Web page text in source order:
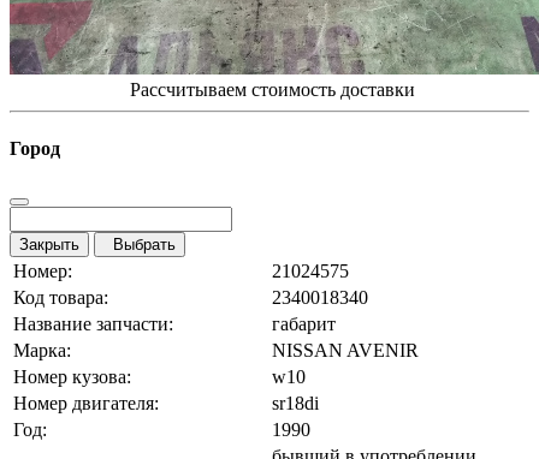
Рассчитываем стоимость доставки
Город
Закрыть Выбрать
Номер:
21024575
Код товара:
2340018340
Название запчасти:
габарит
Марка:
NISSAN AVENIR
Номер кузова:
w10
Номер двигателя:
sr18di
Год:
1990